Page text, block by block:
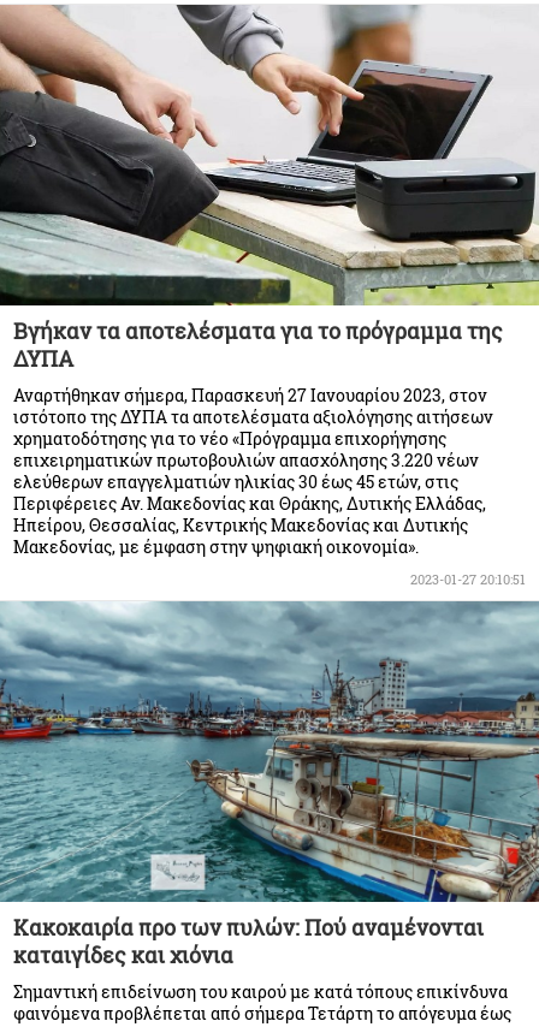
Βγήκαν τα αποτελέσματα για το πρόγραμμα της
ΔΥΠΑ
Αναρτήθηκαν σήμερα, Παρασκευή 27 Ιανουαρίου 2023, στον
ιστότοπο της ΔΥΠΑ τα αποτελέσματα αξιολόγησης αιτήσεων
χρηματοδότησης για το νέο «Πρόγραμμα επιχορήγησης
επιχειρηματικών πρωτοβουλιών απασχόλησης 3.220 νέων
ελεύθερων επαγγελματιών ηλικίας 30 έως 45 ετών, στις
Περιφέρειες Αν. Μακεδονίας και Θράκης, Δυτικής Ελλάδας,
Ηπείρου, Θεσσαλίας, Κεντρικής Μακεδονίας και Δυτικής
Μακεδονίας, με έμφαση στην ψηφιακή οικονομία».
2023-01-27 20:10:51
Κακοκαιρία προ των πυλών: Πού αναμένονται
καταιγίδες και χιόνια
Σημαντική επιδείνωση του καιρού με κατά τόπους επικίνδυνα
φαινόμενα προβλέπεται από σήμερα Τετάρτη το απόγευμα έως